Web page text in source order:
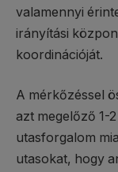
valamennyi
irányítási
koordinációját.
A mérkőzéssel
azt megelőző 1-
utasforgalom
utasokat, hogy